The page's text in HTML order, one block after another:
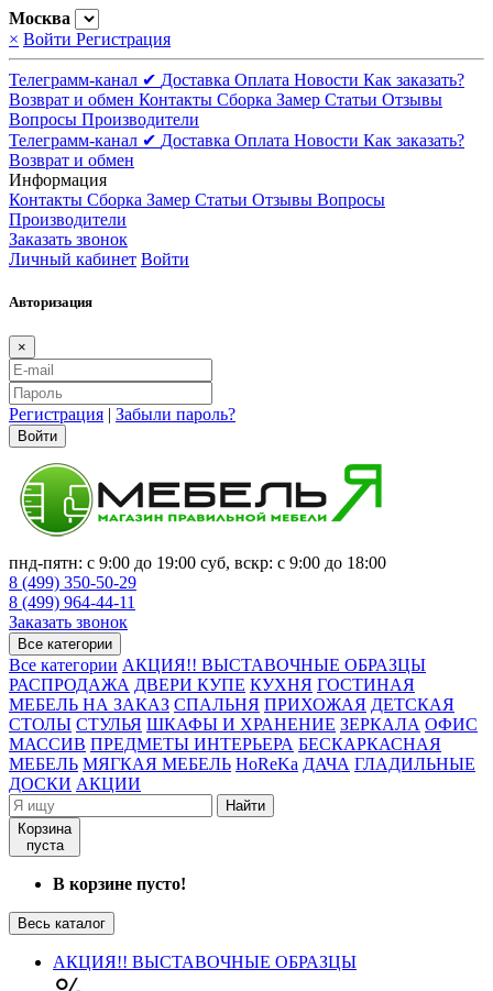
Москва
× Войти Регистрация
Телеграмм-канал ✔ Доставка Оплата Новости Как заказать?
Возврат и обмен Контакты Сборка Замер Статьи Отзывы
Вопросы Производители
Телеграмм-канал ✔ Доставка Оплата Новости Как заказать?
Возврат и обмен
Информация
Контакты Сборка Замер Статьи Отзывы Вопросы
Производители
Заказать звонок
Личный кабинет Войти
Авторизация
×
Регистрация | Забыли пароль?
Войти
пнд-пятн: с 9:00 до 19:00 суб, вскр: с 9:00 до 18:00
8 (499) 350-50-29
8 (499) 964-44-11
Заказать звонок
Все категории
Все категории АКЦИЯ!! ВЫСТАВОЧНЫЕ ОБРАЗЦЫ
РАСПРОДАЖА ДВЕРИ КУПЕ КУХНЯ ГОСТИНАЯ
МЕБЕЛЬ НА ЗАКАЗ СПАЛЬНЯ ПРИХОЖАЯ ДЕТСКАЯ
СТОЛЫ СТУЛЬЯ ШКАФЫ И ХРАНЕНИЕ ЗЕРКАЛА ОФИС
МАССИВ ПРЕДМЕТЫ ИНТЕРЬЕРА БЕСКАРКАСНАЯ
МЕБЕЛЬ МЯГКАЯ МЕБЕЛЬ HoReKa ДАЧА ГЛАДИЛЬНЫЕ
ДОСКИ АКЦИИ
Найти
Корзина
пуста
В корзине пусто!
Весь каталог
АКЦИЯ!! ВЫСТАВОЧНЫЕ ОБРАЗЦЫ